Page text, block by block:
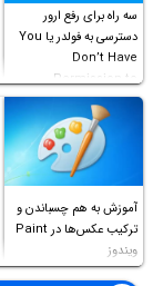
سه راه برای رفع ارور
دسترسی به فولدر یا You
Don’t Have
Permission to
Access this folder
آموزش به هم چسباندن و
ترکیب عکس‌ها در Paint
ویندوز